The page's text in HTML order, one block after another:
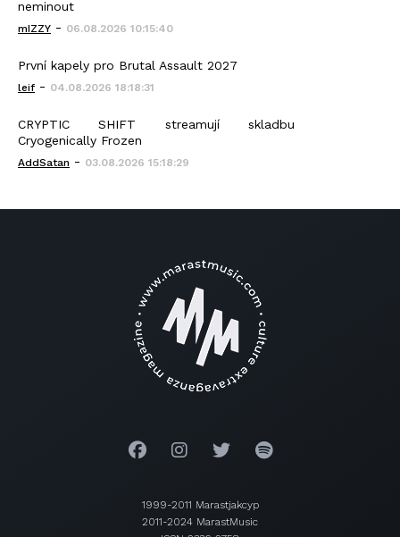
neminout
mIZZY - 06.08.2026 10:15:40
První kapely pro Brutal Assault 2027
leif - 04.08.2026 18:18:31
CRYPTIC SHIFT streamují skladbu
Cryogenically Frozen
AddSatan - 03.08.2026 15:18:29
1999-2011 Marastjakcyp
2011-2024 MarastMusic